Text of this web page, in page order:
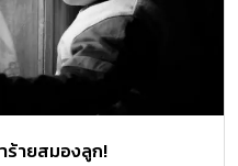
ร้ายสมองลูก!